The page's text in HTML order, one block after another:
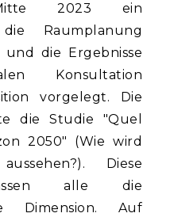
Mitte 2023 ein
Raumplanung
und die Ergebnisse
Konsultation
vorgelegt. Die
die Studie "Quel
2050" (Wie wird
Diese
alle die
Dimension. Auf